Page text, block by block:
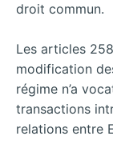
droit commun.
Les articles
modification
régime n’a
transactions
relations entre